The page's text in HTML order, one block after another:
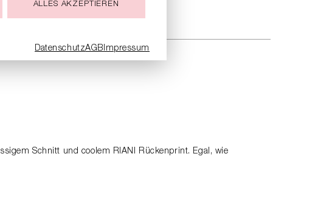
Schnitt und coolem RIANI Rückenprint. Egal, wie
ALLES AKZEPTIEREN
DatenschutzAGBImpressum